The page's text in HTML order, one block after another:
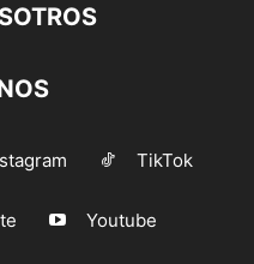
TikTok
Youtube